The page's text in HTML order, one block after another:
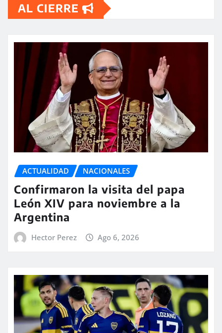
AL CIERRE
ACTUALIDAD NACIONALES
Confirmaron la visita del papa
León XIV para noviembre a la
Argentina
Hector Perez Ago 6, 2026